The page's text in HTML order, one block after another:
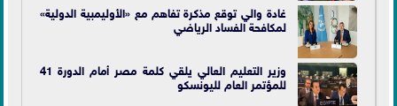
غادة والي توقع مذكرة تفاهم مع «الأوليمبية الدولية»
لمكافحة الفساد الرياضي
وزير التعليم العالي يلقي كلمة مصر أمام الدورة 41
للمؤتمر العام لليونسكو